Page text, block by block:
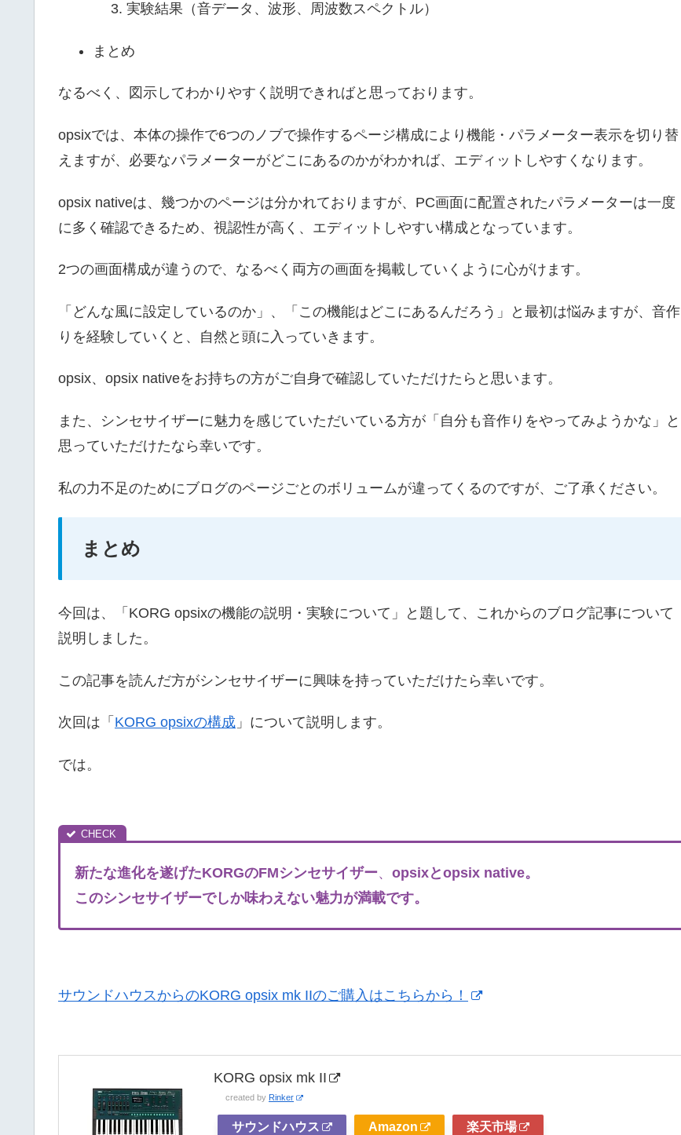
実験結果（音データ、波形、周波数スペクトル）
まとめ
なるべく、図示してわかりやすく説明できればと思っております。
opsixでは、本体の操作で6つのノブで操作するページ構成により機能・パラメーター表示を切り替
えますが、必要なパラメーターがどこにあるのかがわかれば、エディットしやすくなります。
opsix nativeは、幾つかのページは分かれておりますが、PC画面に配置されたパラメーターは一度
に多く確認できるため、視認性が高く、エディットしやすい構成となっています。
2つの画面構成が違うので、なるべく両方の画面を掲載していくように心がけます。
「どんな風に設定しているのか」、「この機能はどこにあるんだろう」と最初は悩みますが、音作
りを経験していくと、自然と頭に入っていきます。
opsix、opsix nativeをお持ちの方がご自身で確認していただけたらと思います。
また、シンセサイザーに魅力を感じていただいている方が「自分も音作りをやってみようかな」と
思っていただけたなら幸いです。
私の力不足のためにブログのページごとのボリュームが違ってくるのですが、ご了承ください。
まとめ
今回は、「KORG opsixの機能の説明・実験について」と題して、これからのブログ記事について
説明しました。
この記事を読んだ方がシンセサイザーに興味を持っていただけたら幸いです。
次回は「 KORG opsixの構成 」について説明します。
では。
新たな進化を遂げたKORGのFMシンセサイザー、 opsixとopsix native。
このシンセサイザーでしか味わえない魅力が満載です。
サウンドハウスからのKORG opsix mk IIのご購入はこちらから！
KORG opsix mk II
created by Rinker
サウンドハウス Amazon 楽天市場